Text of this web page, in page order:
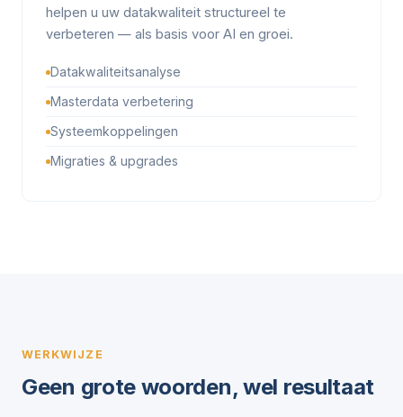
helpen u uw datakwaliteit structureel te
verbeteren — als basis voor AI en groei.
Datakwaliteitsanalyse
Masterdata verbetering
Systeemkoppelingen
Migraties & upgrades
WERKWIJZE
Geen grote woorden, wel resultaat